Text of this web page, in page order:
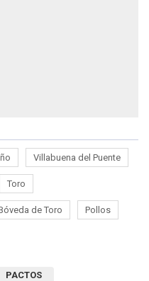
Villabuena del Puente
Toro
de Toro Pollos
PACTOS